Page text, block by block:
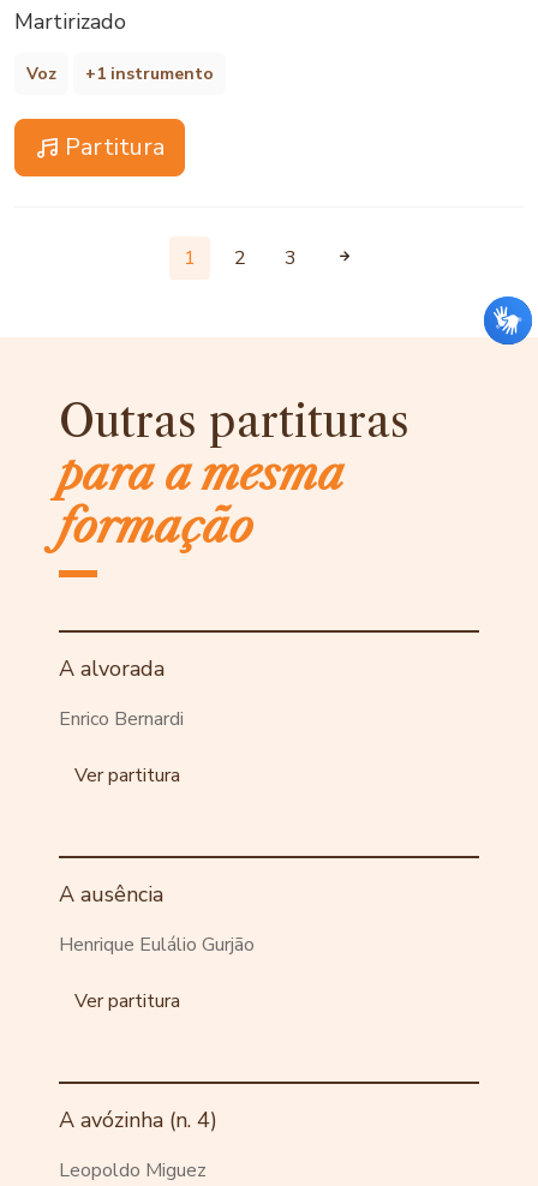
Martirizado
Voz +1 instrumento
Partitura
1 2 3
Outras partituras
para a mesma
formação
A alvorada
Enrico Bernardi
Ver partitura
A ausência
Henrique Eulálio Gurjão
Ver partitura
A avózinha (n. 4)
Leopoldo Miguez